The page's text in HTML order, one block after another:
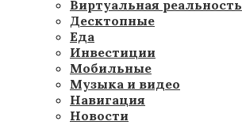
Виртуальная реальность
Десктопные
Еда
Инвестиции
Мобильные
Музыка и видео
Навигация
Новости